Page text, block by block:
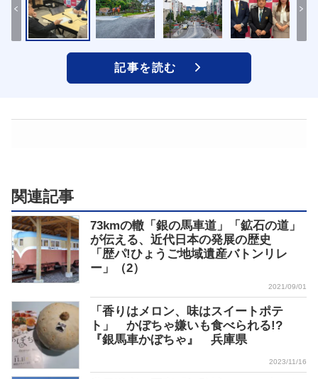
記事を読む
関連記事
73kmの轍「銀の馬車道」「鉱石の道」
が伝える、近代日本の発展の歴史
「歴パ!ひょうご地域遺産バトンリレ
ー」（2）
2021/09/01
「香りはメロン、味はスイートポテ
ト」 かぼちゃ嫌いも食べられる!?
『銀馬車かぼちゃ』 兵庫県
2023/11/16